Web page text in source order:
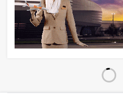
DHL uçağı
havalimanında
16 saat önce